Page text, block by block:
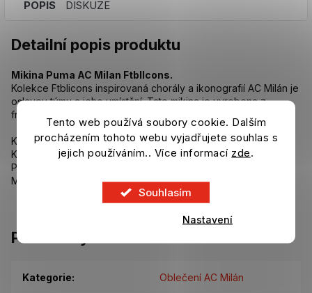
Tento web používá soubory cookie. Dalším
procházením tohoto webu vyjadřujete souhlas s
jejich používáním.. Více informací zde.
Souhlasím
Nastavení
POPIS DISKUZE
Detailní popis produktu
Mikina Puma AC Milan FtblIcons.
Kolekce Ftblicons inspirovaná chorály a ikonografií AC Milán je
oslavou týmu a jeho umístění. Tato mikina je vyrobena z
francouzského froté a na hrudi nese znak klubu.
Klokaní kapsa.
Kapuce na stažení.
Příjemný materiál.
Materiál: 68 % bavlna, 32 % polyester.
Parametry
Kategorie: Oblečení AC Milán